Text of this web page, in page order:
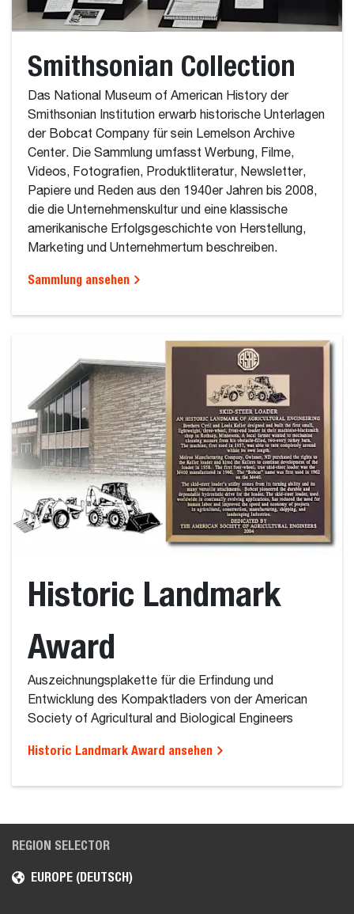
Smithsonian Collection
Das National Museum of American History der
Smithsonian Institution erwarb historische Unterlagen
der Bobcat Company für sein Lemelson Archive
Center. Die Sammlung umfasst Werbung, Filme,
Videos, Fotografien, Produktliteratur, Newsletter,
Papiere und Reden aus den 1940er Jahren bis 2008,
die die Unternehmenskultur und eine klassische
amerikanische Erfolgsgeschichte von Herstellung,
Marketing und Unternehmertum beschreiben.
Sammlung ansehen
Historic Landmark
Award
Auszeichnungsplakette für die Erfindung und
Entwicklung des Kompaktladers von der American
Society of Agricultural and Biological Engineers
Historic Landmark Award ansehen
REGION SELECTOR
EUROPE (DEUTSCH)